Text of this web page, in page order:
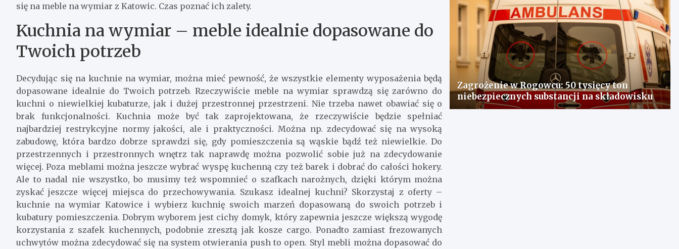
się na meble na wymiar z Katowic. Czas poznać ich zalety.
Kuchnia na wymiar – meble idealnie dopasowane do
Twoich potrzeb
Decydując się na kuchnie na wymiar, można mieć pewność, że wszystkie elementy wyposażenia będą
dopasowane idealnie do Twoich potrzeb. Rzeczywiście meble na wymiar sprawdzą się zarówno do
kuchni o niewielkiej kubaturze, jak i dużej przestronnej przestrzeni. Nie trzeba nawet obawiać się o
brak funkcjonalności. Kuchnia może być tak zaprojektowana, że rzeczywiście będzie spełniać
najbardziej restrykcyjne normy jakości, ale i praktyczności. Można np. zdecydować się na wysoką
zabudowę, która bardzo dobrze sprawdzi się, gdy pomieszczenia są wąskie bądź też niewielkie. Do
przestrzennych i przestronnych wnętrz tak naprawdę można pozwolić sobie już na zdecydowanie
więcej. Poza meblami można jeszcze wybrać wyspę kuchenną czy też barek i dobrać do całości hokery.
Ale to nadal nie wszystko, bo musimy też wspomnieć o szafkach narożnych, dzięki którym można
zyskać jeszcze więcej miejsca do przechowywania. Szukasz idealnej kuchni? Skorzystaj z oferty –
kuchnie na wymiar Katowice i wybierz kuchnię swoich marzeń dopasowaną do swoich potrzeb i
kubatury pomieszczenia. Dobrym wyborem jest cichy domyk, który zapewnia jeszcze większą wygodę
korzystania z szafek kuchennych, podobnie zresztą jak kosze cargo. Ponadto zamiast frezowanych
uchwytów można zdecydować się na system otwierania push to open. Styl mebli można dopasować do
Zagrożenie w Rogowcu: 50 tysięcy ton
niebezpiecznych substancji na składowisku